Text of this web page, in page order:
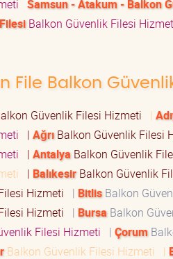
Samsun - Atakum - Balkon
Balkon Güvenlik Filesi
File Balkon
Güvenlik Filesi Hizmeti |
| AğrıBalkon Güvenlik Filesi
| Antalya Balkon Güvenlik
| Balıkesir Balkon Güvenlik
Hizmeti
| BitlisBalkon
Hizmeti
| Bursa Balkon
Filesi Hizmeti
| Çorum
Balkon Güvenlik Filesi Hizmeti |